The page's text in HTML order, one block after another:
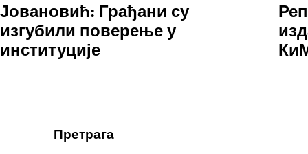
Јовановић: Грађани су
изгубили поверење у
институције
Претрага